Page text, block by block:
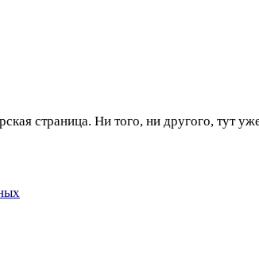
страница. Ни того, ни другого, тут